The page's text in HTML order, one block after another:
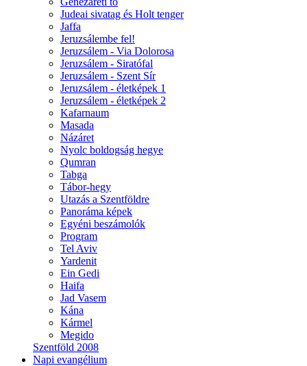
Judeai sivatag és Holt tenger
Jaffa
Jeruzsálembe fel!
Jeruzsálem - Via Dolorosa
Jeruzsálem - Siratófal
Jeruzsálem - Szent Sír
Jeruzsálem - életképek 1
Jeruzsálem - életképek 2
Kafarnaum
Masada
Názáret
Nyolc boldogság hegye
Qumran
Tabga
Tábor-hegy
Utazás a Szentföldre
Panoráma képek
Egyéni beszámolók
Program
Tel Aviv
Yardenit
Ein Gedi
Haifa
Jad Vasem
Kána
Kármel
Megido
Szentföld 2008
Napi evangélium